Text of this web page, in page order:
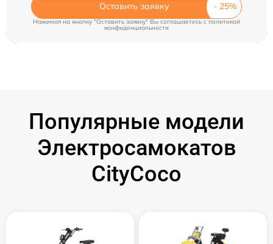
Оставить заявку
Нажимая на кнопку "Оставить заявку" Вы соглашаетесь cполитикой
конфиденциальности
Популярные модели
Электросамокатов
CityCoco